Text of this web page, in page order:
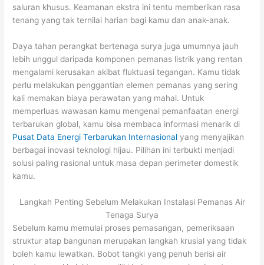
saluran khusus. Keamanan ekstra ini tentu memberikan rasa
tenang yang tak ternilai harian bagi kamu dan anak-anak.
Daya tahan perangkat bertenaga surya juga umumnya jauh
lebih unggul daripada komponen pemanas listrik yang rentan
mengalami kerusakan akibat fluktuasi tegangan. Kamu tidak
perlu melakukan penggantian elemen pemanas yang sering
kali memakan biaya perawatan yang mahal. Untuk
memperluas wawasan kamu mengenai pemanfaatan energi
terbarukan global, kamu bisa membaca informasi menarik di
Pusat Data Energi Terbarukan Internasional yang menyajikan
berbagai inovasi teknologi hijau. Pilihan ini terbukti menjadi
solusi paling rasional untuk masa depan perimeter domestik
kamu.
Langkah Penting Sebelum Melakukan Instalasi Pemanas Air
Tenaga Surya
Sebelum kamu memulai proses pemasangan, pemeriksaan
struktur atap bangunan merupakan langkah krusial yang tidak
boleh kamu lewatkan. Bobot tangki yang penuh berisi air